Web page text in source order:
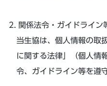
関係法令・ガイドライン
当生協は、個人情報の取
に関する法律」（個人情
令、ガイドライン等を遵